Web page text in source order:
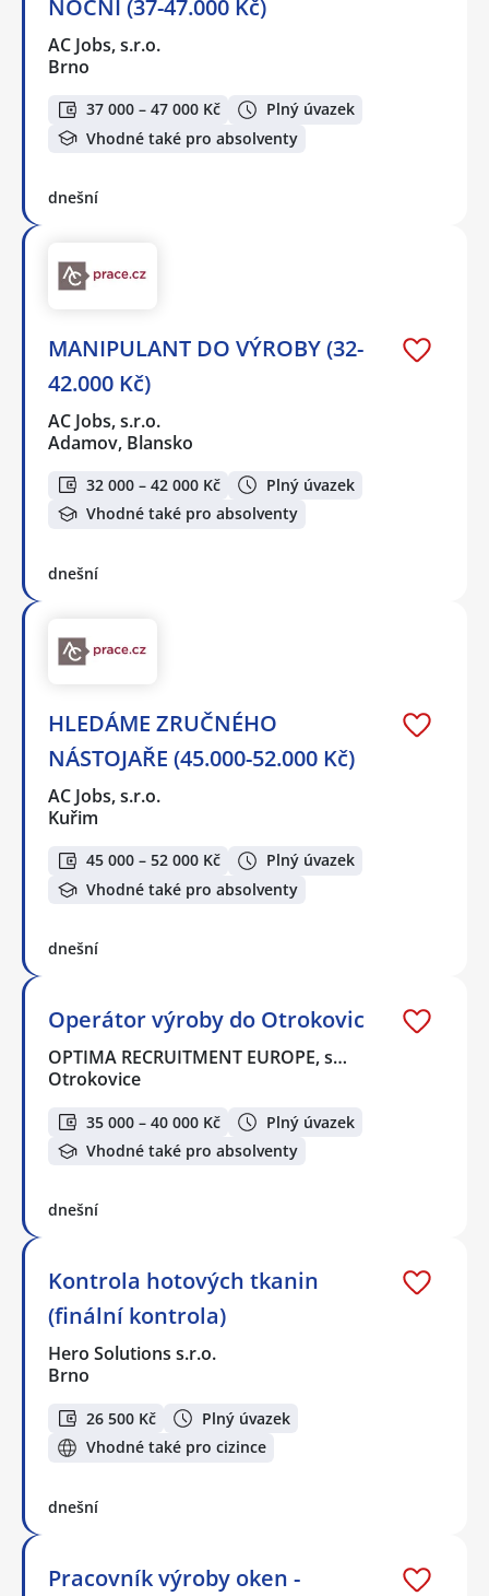
NOČNÍ (37-47.000 Kč)
AC Jobs, s.r.o.
Brno
37 000 – 47 000 Kč
Plný úvazek
Vhodné také pro absolventy
dnešní
MANIPULANT DO VÝROBY (32-
42.000 Kč)
AC Jobs, s.r.o.
Adamov, Blansko
32 000 – 42 000 Kč
Plný úvazek
Vhodné také pro absolventy
dnešní
HLEDÁME ZRUČNÉHO
NÁSTOJAŘE (45.000-52.000 Kč)
AC Jobs, s.r.o.
Kuřim
45 000 – 52 000 Kč
Plný úvazek
Vhodné také pro absolventy
dnešní
Operátor výroby do Otrokovic
OPTIMA RECRUITMENT EUROPE, s…
Otrokovice
35 000 – 40 000 Kč
Plný úvazek
Vhodné také pro absolventy
dnešní
Kontrola hotových tkanin
(finální kontrola)
Hero Solutions s.r.o.
Brno
26 500 Kč
Plný úvazek
Vhodné také pro cizince
dnešní
Pracovník výroby oken -